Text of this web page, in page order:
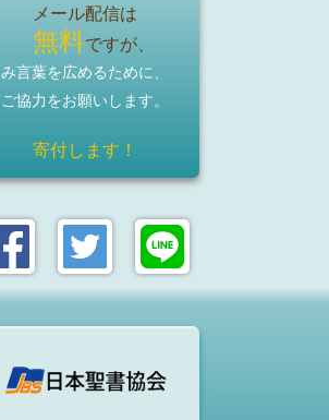
メール配信は
無料ですが、
み言葉を広めるために、
ご協力をお願いします。
寄付します！